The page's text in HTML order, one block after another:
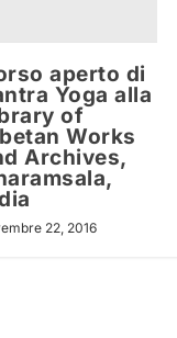
aperto di
Yoga alla
of
Works
Archives,
22, 2016